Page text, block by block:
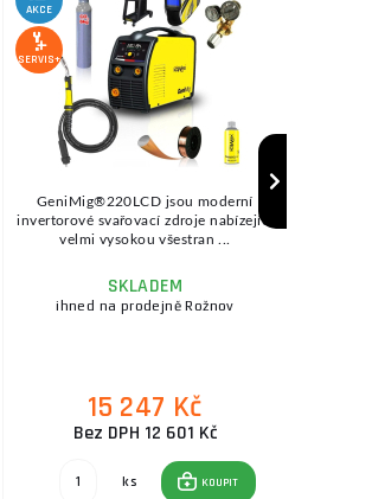
AKCE
SERVIS+
GeniMig®220LCD jsou moderní
invertorové svařovací zdroje nabízející
velmi vysokou všestran ...
SKLADEM
ihned na prodejně Rožnov
15 247 Kč
Bez DPH 12 601 Kč
ks KOUPIT